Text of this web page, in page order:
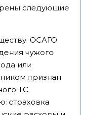
следующие
ОСАГО
чужого
или
признан
ТС.
страховка